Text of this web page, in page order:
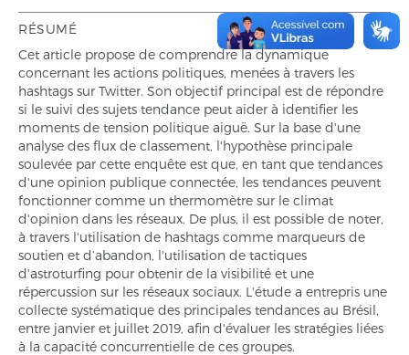
RÉSUMÉ
Cet article propose de comprendre la dynamique
concernant les actions politiques, menées à travers les
hashtags sur Twitter. Son objectif principal est de répondre
si le suivi des sujets tendance peut aider à identifier les
moments de tension politique aiguë. Sur la base d'une
analyse des flux de classement, l'hypothèse principale
soulevée par cette enquête est que, en tant que tendances
d'une opinion publique connectée, les tendances peuvent
fonctionner comme un thermomètre sur le climat
d'opinion dans les réseaux. De plus, il est possible de noter,
à travers l'utilisation de hashtags comme marqueurs de
soutien et d’abandon, l'utilisation de tactiques
d'astroturfing pour obtenir de la visibilité et une
répercussion sur les réseaux sociaux. L'étude a entrepris une
collecte systématique des principales tendances au Brésil,
entre janvier et juillet 2019, afin d'évaluer les stratégies liées
à la capacité concurrentielle de ces groupes.